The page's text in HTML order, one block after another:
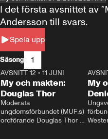
Spela upp
I det första avsnittet av
Andersson till svars.
Säsong 1
26:27
AVSNITT 12 • 11 JUNI
My och makten:
Douglas Thor
Moderata
ungdomsförbundet (MUF:s)
ordförande Douglas Thor
My